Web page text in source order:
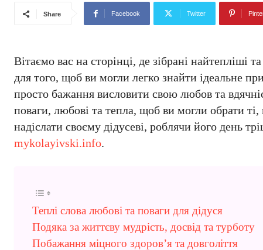
Share Facebook Twitter
Вітаємо вас на сторінці, де зібрані найтепліші
для того, щоб ви могли легко знайти ідеальне
просто бажання висловити свою любов та
поваги, любові та тепла, щоб ви могли обрати
надіслати своєму дідусеві, роблячи його день
mykolayivski.info.
Теплі слова любові та поваги для дідуся
Подяка за життєву мудрість, досвід та турботу
Побажання міцного здоров’я та довголіття